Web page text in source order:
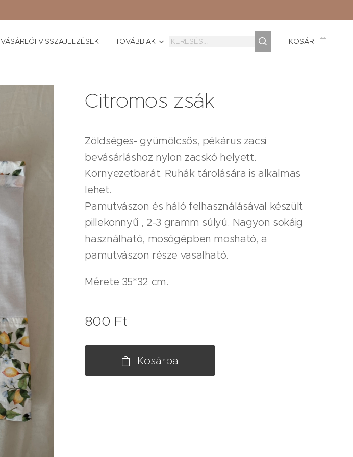
VÁSÁRLÓI VISSZAJELZÉSEK TOVÁBBIAK KOSÁR
Citromos zsák
Zöldséges- gyümölcsös, pékárus zacsi
bevásárláshoz nylon zacskó helyett.
Környezetbarát. Ruhák tárolására is alkalmas
lehet.
Pamutvászon és háló felhasználásával készült
pillekönnyű , 2-3 gramm súlyú. Nagyon sokáig
használható, mosógépben mosható, a
pamutvászon része vasalható.
Mérete 35*32 cm.
800 Ft
Kosárba